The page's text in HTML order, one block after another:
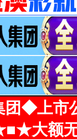
团◆上
大额